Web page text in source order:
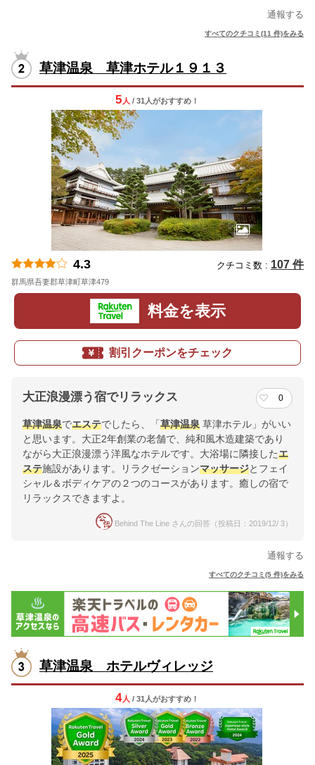
通報する
すべてのクチコミ(11 件)をみる
草津温泉 草津ホテル１９１３
5 人 / 31人がおすすめ！
4.3 クチコミ数 : 107 件
群馬県吾妻郡草津町草津479
料金を表示
割引クーポンをチェック
大正浪漫漂う宿でリラックス 0
草津温泉でエステでしたら、「 草津温泉 草津ホテル」がいい
と思います。大正2年創業の老舗で、純和風木造建築であり
ながら大正浪漫漂う洋風なホテルです。大浴場に隣接したエ
ステ施設があります。リラクゼーションマッサージとフェイ
シャル＆ボディケアの２つのコースがあります。癒しの宿で
リラックスできますよ。
Behind The Line さんの回答（投稿日：2019/12/ 3）
通報する
すべてのクチコミ(5 件)をみる
草津温泉 ホテルヴィレッジ
4人 / 31人がおすすめ！